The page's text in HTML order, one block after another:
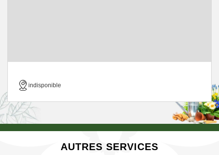
indisponible
AUTRES SERVICES